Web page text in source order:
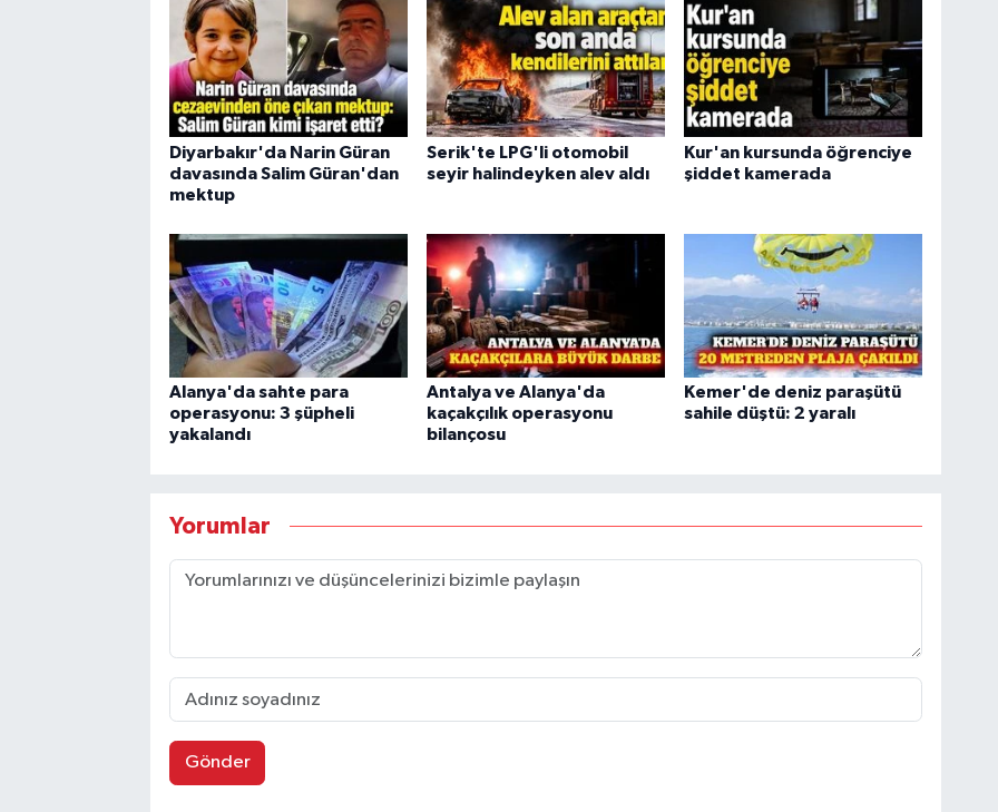
Diyarbakır'da Narin Güran
davasında Salim Güran'dan
mektup
Serik'te LPG'li otomobil
seyir halindeyken alev aldı
Kur'an kursunda öğrenciye
şiddet kamerada
Alanya'da sahte para
operasyonu: 3 şüpheli
yakalandı
Antalya ve Alanya'da
kaçakçılık operasyonu
bilançosu
Kemer'de deniz paraşütü
sahile düştü: 2 yaralı
Yorumlar
Gönder